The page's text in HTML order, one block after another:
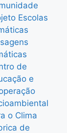
Escolas
de
e
o Clima
de